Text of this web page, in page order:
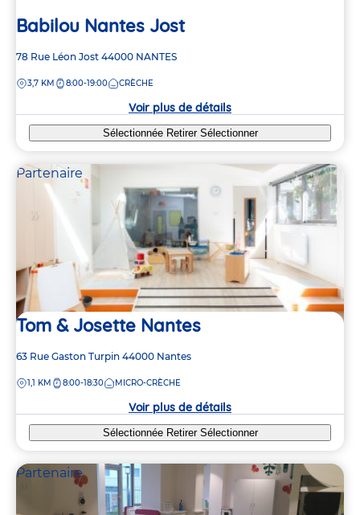
Babilou Nantes Jost
Adresse
la
78 Rue Léon Jost 44000 NANTES
DISTANCE
3,7 KM 8:00-19:00 CRÈCHE
Voir plus de détails
Sélectionnée Retirer Sélectionner
Partenaire
Tom & Josette Nantes
Adresse
la
63 Rue Gaston Turpin 44000 Nantes
DISTANCE
1,1 KM 8:00-18:30 MICRO-CRÈCHE
Voir plus de détails
Sélectionnée Retirer Sélectionner
Partenaire